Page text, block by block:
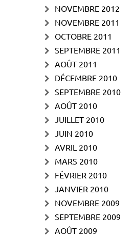
NOVEMBRE 2012
NOVEMBRE 2011
OCTOBRE 2011
SEPTEMBRE 2011
AOÛT 2011
DÉCEMBRE 2010
SEPTEMBRE 2010
AOÛT 2010
JUILLET 2010
JUIN 2010
AVRIL 2010
MARS 2010
FÉVRIER 2010
JANVIER 2010
NOVEMBRE 2009
SEPTEMBRE 2009
AOÛT 2009